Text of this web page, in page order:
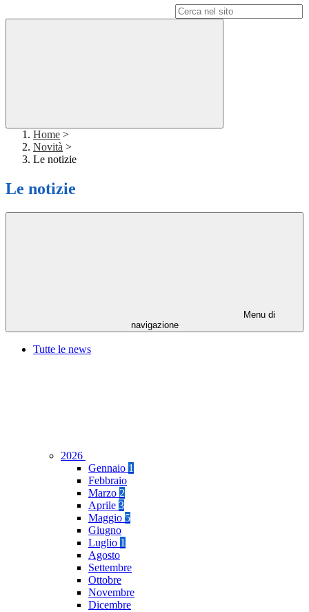
Home >
Novità >
Le notizie
Le notizie
Menu di
navigazione
Tutte le news
2026
Gennaio 1
Febbraio
Marzo 2
Aprile 3
Maggio 5
Giugno
Luglio 1
Agosto
Settembre
Ottobre
Novembre
Dicembre